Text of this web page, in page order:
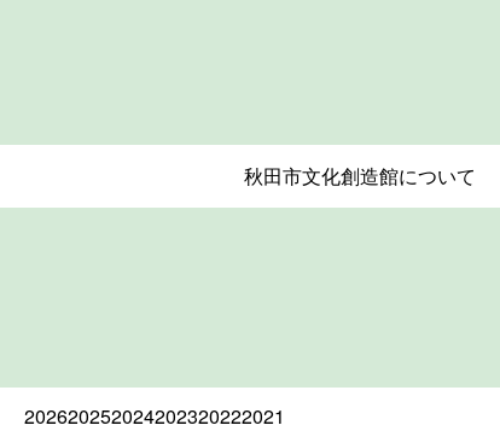
秋田市文化創造館について
202620252024202320222021